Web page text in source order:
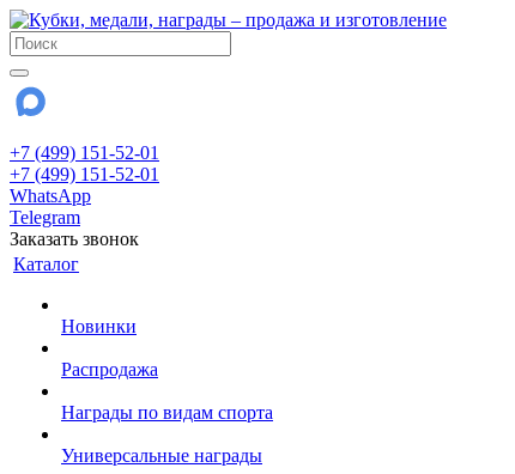
+7 (499) 151-52-01
+7 (499) 151-52-01
WhatsApp
Telegram
Заказать звонок
Каталог
Новинки
Распродажа
Награды по видам спорта
Универсальные награды